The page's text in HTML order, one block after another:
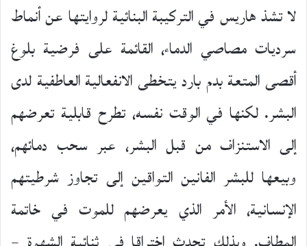
لا تشذ هاريس في التركيبة البنائية لروايتها عن أنماط
سرديات مصاصي الدماء، القائمة على فرضية بلوغ
أقصى المتعة بدم بارد يتخطى الانفعالية العاطفية لدى
البشر. لكنها في الوقت نفسه، تطرح قابلية تعرضهم
إلى الاستنزاف من قبل البشر، عبر سحب دمائهم،
وبيعها للبشر الفانين التواقين إلى تجاوز شرطيتهم
الإنسانية، الأمر الذي يعرضهم للموت في خاتمة